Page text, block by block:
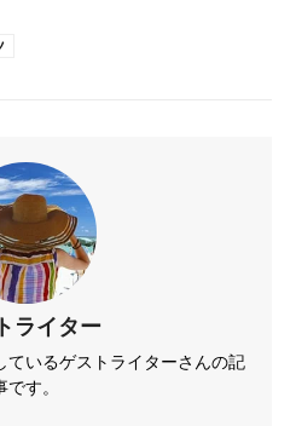
ライター
ているゲストライターさんの記
です。